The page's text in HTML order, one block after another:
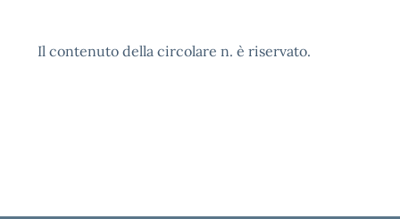
Il contenuto della circolare n. è riservato.